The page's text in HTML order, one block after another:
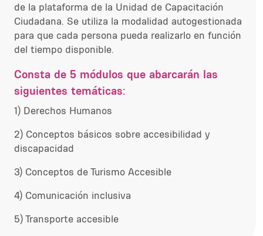
de la plataforma de la Unidad de Capacitación
Ciudadana. Se utiliza la modalidad autogestionada
para que cada persona pueda realizarlo en función
del tiempo disponible.
Consta de 5 módulos que abarcarán las
siguientes temáticas:
1) Derechos Humanos
2) Conceptos básicos sobre accesibilidad y
discapacidad
3) Conceptos de Turismo Accesible
4) Comunicación inclusiva
5) Transporte accesible